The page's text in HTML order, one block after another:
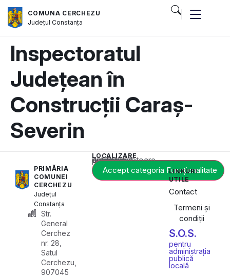
COMUNA CERCHEZU
JudețulConstanța
Inspectoratul
Județean în
Construcții Caraș-
Severin
PRIMĂRIA
COMUNEI
CERCHEZU
Județul
Constanța
Str.
General
Cerchez
nr. 28,
Satul
Cerchezu,
907045
LOCALIZARE
Acest conținut este blocat până când acceptați categoria corespunzătoare de cookie-uri.
Accept categoria Funcționalitate
LINKURI
UTILE
Contact
Termeni și
condiții
S.O.S.
pentru
administrația
publică
locală